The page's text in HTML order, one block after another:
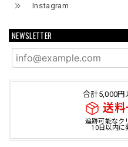
Instagram
NEWSLETTER
合計5,000円
送料
追跡可能なク
10日以内に